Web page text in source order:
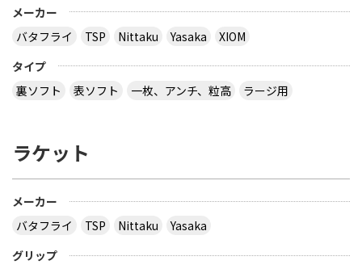
メーカー
バタフライ
TSP Nittaku Yasaka
XIOM
タイプ
裏ソフト
表ソフト 一枚、アンチ、粒高 ラージ用
ラケット
メーカー
バタフライ
TSP Nittaku
Yasaka
グリップ